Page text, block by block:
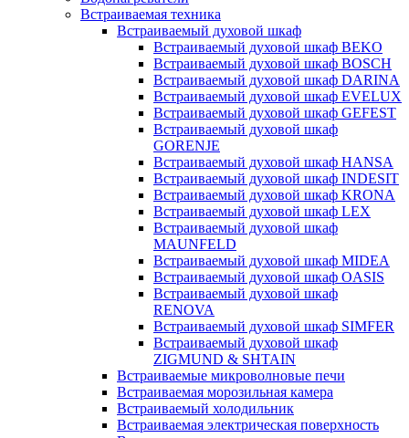
Встраиваемая техника
Встраиваемый духовой шкаф
Встраиваемый духовой шкаф BEKO
Встраиваемый духовой шкаф BOSCH
Встраиваемый духовой шкаф DARINA
Встраиваемый духовой шкаф EVELUX
Встраиваемый духовой шкаф GEFEST
Встраиваемый духовой шкаф
GORENJE
Встраиваемый духовой шкаф HANSA
Встраиваемый духовой шкаф INDESIT
Встраиваемый духовой шкаф KRONA
Встраиваемый духовой шкаф LEX
Встраиваемый духовой шкаф
MAUNFELD
Встраиваемый духовой шкаф MIDEA
Встраиваемый духовой шкаф OASIS
Встраиваемый духовой шкаф
RENOVA
Встраиваемый духовой шкаф SIMFER
Встраиваемый духовой шкаф
ZIGMUND & SHTAIN
Встраиваемые микроволновые печи
Встраиваемая морозильная камера
Встраиваемый холодильник
Встраиваемая электрическая поверхность